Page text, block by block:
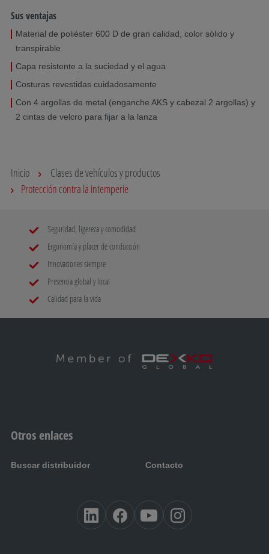
Sus ventajas
Material de poliéster 600 D de gran calidad, color sólido y
transpirable
Capa resistente a la suciedad y el agua
Costuras revestidas cuidadosamente
Con 4 argollas de metal (enganche AKS y cabezal 2 argollas) y
2 cintas de velcro para fijar a la lanza
Inicio
Clases de vehículos y productos
Protección contra la intemperie
Seguridad, ligereza y comodidad
Ergonomía y placer de conducción
Innovaciones siempre
Presencia global y local
Calidad para la vida
Otros enlaces
Buscar distribuidor Contacto